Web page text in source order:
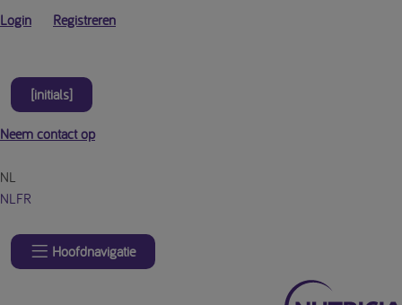
Login Registreren
[initials]
Neem contact op
NL
NLFR
Hoofdnavigatie